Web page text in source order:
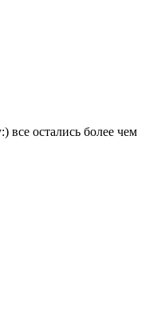
все остались более чем